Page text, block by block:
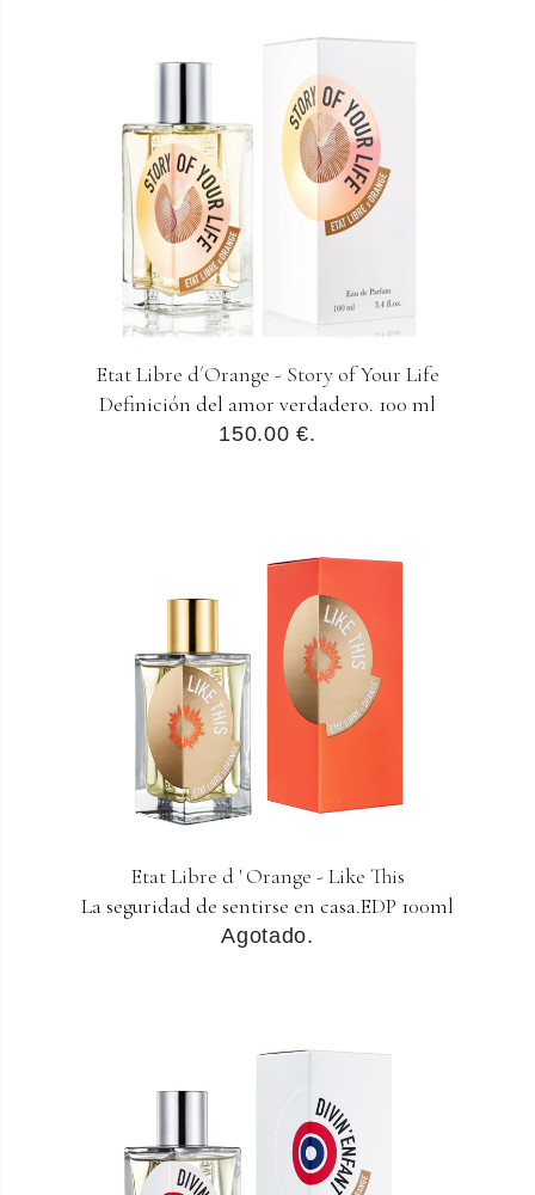
Etat Libre d´Orange - Story of Your Life
Definición del amor verdadero. 100 ml
150.00 €.
Etat Libre d ' Orange - Like This
La seguridad de sentirse en casa.EDP 100ml
Agotado.